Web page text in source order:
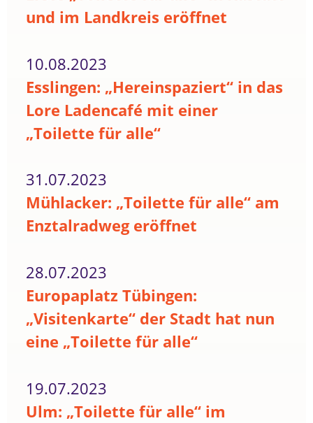
und im Landkreis eröffnet
10.08.2023
Esslingen: „Hereinspaziert“ in das
Lore Ladencafé mit einer
„Toilette für alle“
31.07.2023
Mühlacker: „Toilette für alle“ am
Enztalradweg eröffnet
28.07.2023
Europaplatz Tübingen:
„Visitenkarte“ der Stadt hat nun
eine „Toilette für alle“
19.07.2023
Ulm: „Toilette für alle“ im